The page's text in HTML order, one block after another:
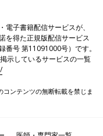
電子書籍配信サービスが、
を得た正規版配信サービス
番号 第11091000号）です。
示しているサービスの一覧
ンテンツの無断転載を禁じま